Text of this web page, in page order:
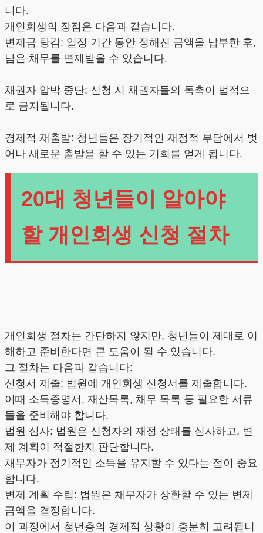
니다.
개인회생의 장점은 다음과 같습니다.
변제금 탕감: 일정 기간 동안 정해진 금액을 납부한 후,
남은 채무를 면제받을 수 있습니다.
채권자 압박 중단: 신청 시 채권자들의 독촉이 법적으
로 금지됩니다.
경제적 재출발: 청년들은 장기적인 재정적 부담에서 벗
어나 새로운 출발을 할 수 있는 기회를 얻게 됩니다.
20대 청년들이 알아야
할 개인회생 신청 절차
개인회생 절차는 간단하지 않지만, 청년들이 제대로 이
해하고 준비한다면 큰 도움이 될 수 있습니다.
그 절차는 다음과 같습니다:
신청서 제출: 법원에 개인회생 신청서를 제출합니다.
이때 소득증명서, 재산목록, 채무 목록 등 필요한 서류
들을 준비해야 합니다.
법원 심사: 법원은 신청자의 재정 상태를 심사하고, 변
제 계획이 적절한지 판단합니다.
채무자가 정기적인 소득을 유지할 수 있다는 점이 중요
합니다.
변제 계획 수립: 법원은 채무자가 상환할 수 있는 변제
금액을 결정합니다.
이 과정에서 청년층의 경제적 상황이 충분히 고려됩니